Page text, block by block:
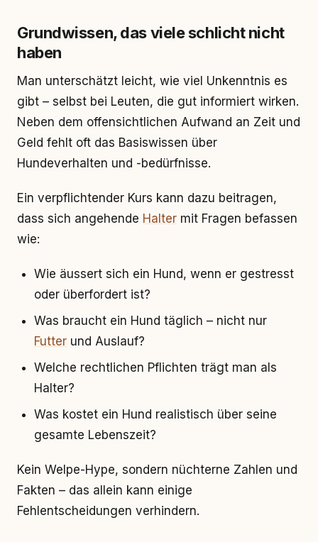
Grundwissen, das viele schlicht nicht
haben
Man unterschätzt leicht, wie viel Unkenntnis es
gibt – selbst bei Leuten, die gut informiert wirken.
Neben dem offensichtlichen Aufwand an Zeit und
Geld fehlt oft das Basiswissen über
Hundeverhalten und -bedürfnisse.
Ein verpflichtender Kurs kann dazu beitragen,
dass sich angehende Halter mit Fragen befassen
wie:
Wie äussert sich ein Hund, wenn er gestresst
oder überfordert ist?
Was braucht ein Hund täglich – nicht nur
Futter und Auslauf?
Welche rechtlichen Pflichten trägt man als
Halter?
Was kostet ein Hund realistisch über seine
gesamte Lebenszeit?
Kein Welpe-Hype, sondern nüchterne Zahlen und
Fakten – das allein kann einige
Fehlentscheidungen verhindern.